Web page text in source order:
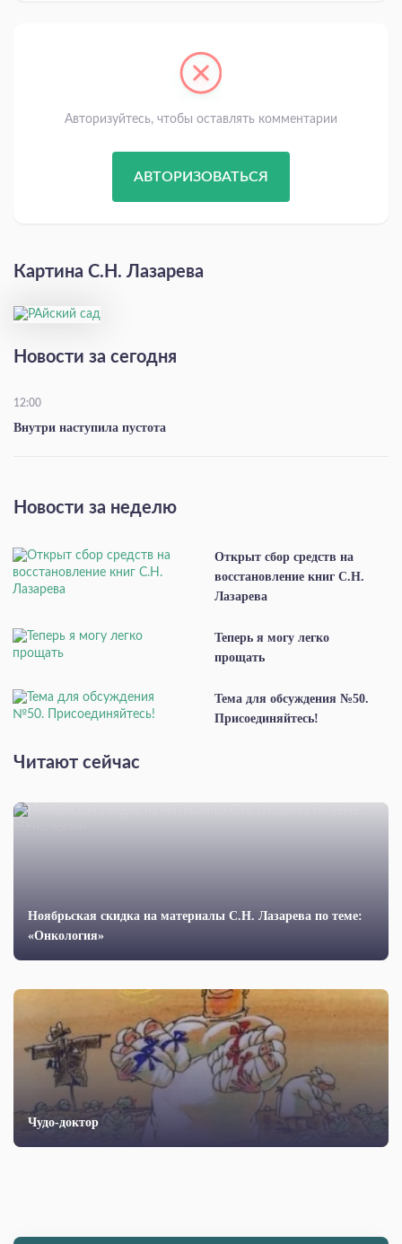
Авторизуйтесь, чтобы оставлять комментарии
АВТОРИЗОВАТЬСЯ
Картина С.Н. Лазарева
Новости за сегодня
12:00
Внутри наступила пустота
Новости за неделю
Открыт сбор средств на
восстановление книг С.Н.
Лазарева
Теперь я могу легко
прощать
Тема для обсуждения №50.
Присоединяйтесь!
Читают сейчас
Ноябрьская скидка на материалы С.Н. Лазарева по теме:
«Онкология»
Чудо-доктор